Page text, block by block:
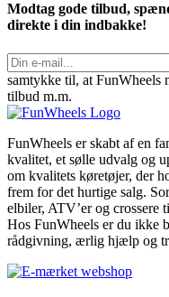
Modtag gode tilbud,
direkte i din indbakke!
samtykke til, at FunWheels
tilbud m.m.
FunWheels er skabt af en
kvalitet, et sølle udvalg og
om kvalitets køretøjer, der
frem for det hurtige salg.
elbiler, ATV’er og crossere
Hos FunWheels er du ikke
rådgivning, ærlig hjælp og